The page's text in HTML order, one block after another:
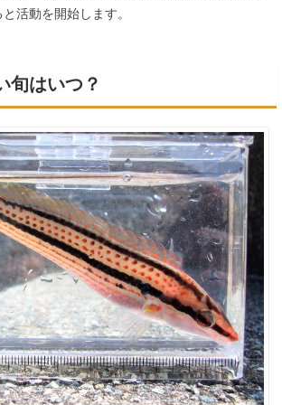
活動を開始します。
旬はいつ？